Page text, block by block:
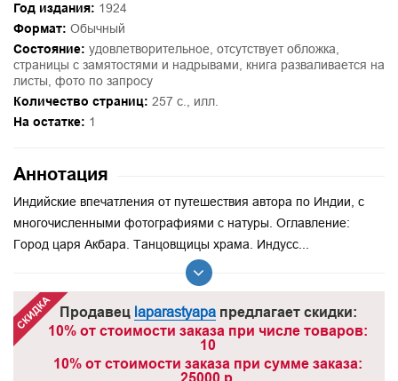
Год издания: 1924
Формат: Обычный
Состояние: удовлетворительное, отсутствует обложка,
страницы с замятостями и надрывами, книга разваливается на
листы, фото по запросу
Количество страниц: 257 с., илл.
На остатке: 1
Аннотация
Индийские впечатления от путешествия автора по Индии, с
многочисленными фотографиями с натуры. Оглавление:
Город царя Акбара. Танцовщицы храма. Индусс...
Продавец laparastyapaпредлагает скидки:
10% от стоимости заказа при числе товаров:
10
10% от стоимости заказа при сумме заказа: